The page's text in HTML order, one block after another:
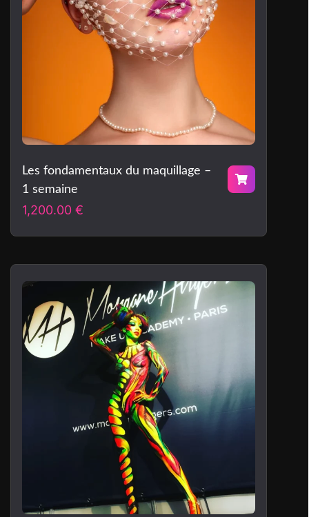
Les fondamentaux du maquillage –
1 semaine
1,200.00 €